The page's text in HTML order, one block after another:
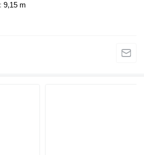
9,15 m